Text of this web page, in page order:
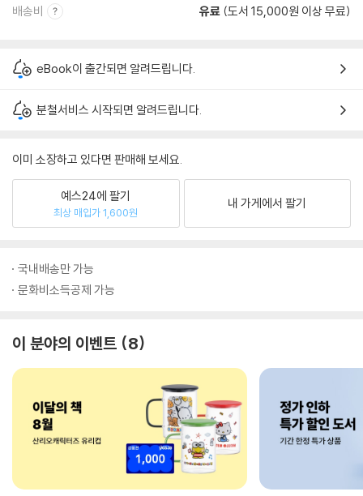
배송비 유료 (도서 15,000원 이상 무료)
eBook이 출간되면 알려드립니다.
분철서비스 시작되면 알려드립니다.
이미 소장하고 있다면 판매해 보세요.
예스24에 팔기
최상 매입가 1,600원
내 가게에서 팔기
국내배송만 가능
문화비소득공제 가능
이 분야의 이벤트 8